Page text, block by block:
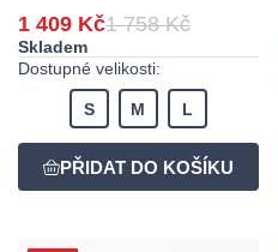
1 409 Kč1 758 Kč
Skladem
Dostupné velikosti:
S M L